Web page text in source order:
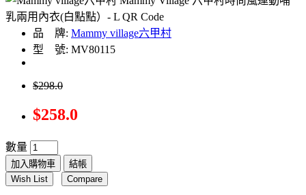
品 牌: Mammy village六甲村
型 號: MV80115
$298.0
$258.0
數量
加入購物車
結帳
Wish List
Compare